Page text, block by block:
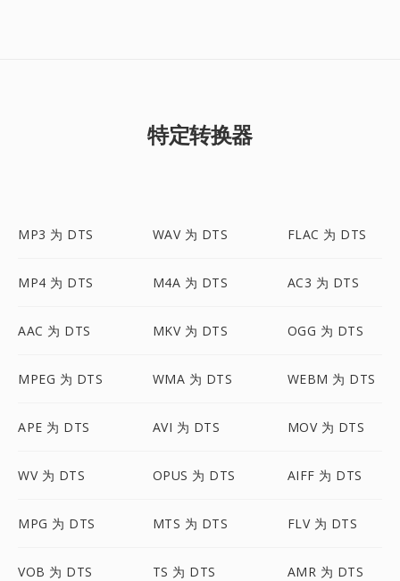
特定转换器
MP3 为 DTS WAV 为 DTS FLAC 为 DTS
MP4 为 DTS M4A 为 DTS AC3 为 DTS
AAC 为 DTS MKV 为 DTS OGG 为 DTS
MPEG 为 DTS WMA 为 DTS WEBM 为 DTS
APE 为 DTS AVI 为 DTS MOV 为 DTS
WV 为 DTS OPUS 为 DTS AIFF 为 DTS
MPG 为 DTS MTS 为 DTS FLV 为 DTS
VOB 为 DTS TS 为 DTS AMR 为 DTS